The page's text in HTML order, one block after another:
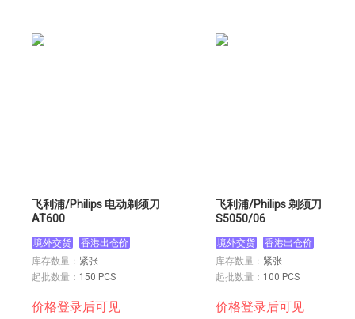
飞利浦/Philips 电动剃须刀
AT600
境外交货
香港出仓价
库存数量： 紧张
起批数量： 150 PCS
价格登录后可见
飞利浦/Philips 剃须刀
S5050/06
境外交货
香港出仓价
库存数量： 紧张
起批数量： 100 PCS
价格登录后可见